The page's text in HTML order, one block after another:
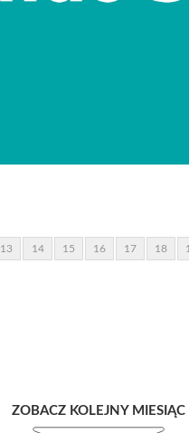
13 14 15 16 17 18
ZOBACZ KOLEJNY MIESIĄC